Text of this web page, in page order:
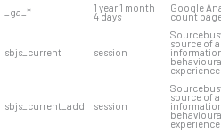
_ga_*
1 year 1 month
4 days
Google
count
sbjs_current session
source of
sbjs_current_add session
source of